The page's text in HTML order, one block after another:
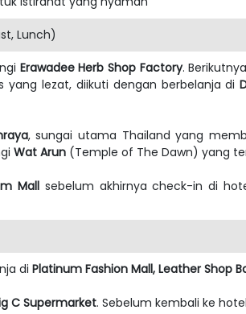
Lunch)
Erawadee Herb Shop Factory.
yang lezat, diikuti dengan berbelanja di
, sungai utama Thailand yang
Wat Arun (Temple of The Dawn) yang
Mallsebelum akhirnya check-in di
di Platinum Fashion Mall, Leather Shop
C Supermarket. Sebelum kembali ke